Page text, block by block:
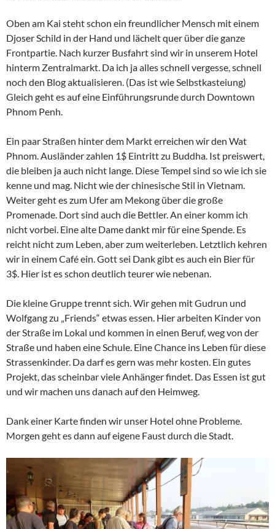
Oben am Kai steht schon ein freundlicher Mensch mit einem
Djoser Schild in der Hand und lächelt quer über die ganze
Frontpartie. Nach kurzer Busfahrt sind wir in unserem Hotel
hinterm Zentralmarkt. Da ich ja alles schnell vergesse, schnell
noch den Blog aktualisieren. (Das ist wie Selbstkasteiung)
Gleich geht es auf eine Einführungsrunde durch Downtown
Phnom Penh.
Ein paar Straßen hinter dem Markt erreichen wir den Wat
Phnom. Ausländer zahlen 1$ Eintritt zu Buddha. Ist preiswert,
die bleiben ja auch nicht lange. Diese Tempel sind so wie ich sie
kenne und mag. Nicht wie der chinesische Stil in Vietnam.
Weiter geht es zum Ufer am Mekong über die große
Promenade. Dort sind auch die Bettler. An einer komm ich
nicht vorbei. Eine alte Dame dankt mir für eine Spende. Es
reicht nicht zum Leben, aber zum weiterleben. Letztlich kehren
wir in einem Café ein. Gott sei Dank gibt es auch ein Bier für
3$. Hier ist es schon deutlich teurer wie nebenan.
Die kleine Gruppe trennt sich. Wir gehen mit Gudrun und
Wolfgang zu „Friends“ etwas essen. Hier arbeiten Kinder von
der Straße im Lokal und kommen in einen Beruf, weg von der
Straße und haben eine Schule. Eine Chance ins Leben für diese
Strassenkinder. Da darf es gern was mehr kosten. Ein gutes
Projekt, das scheinbar viele Anhänger findet. Das Essen ist gut
und wir machen uns danach auf den Heimweg.
Dank einer Karte finden wir unser Hotel ohne Probleme.
Morgen geht es dann auf eigene Faust durch die Stadt.